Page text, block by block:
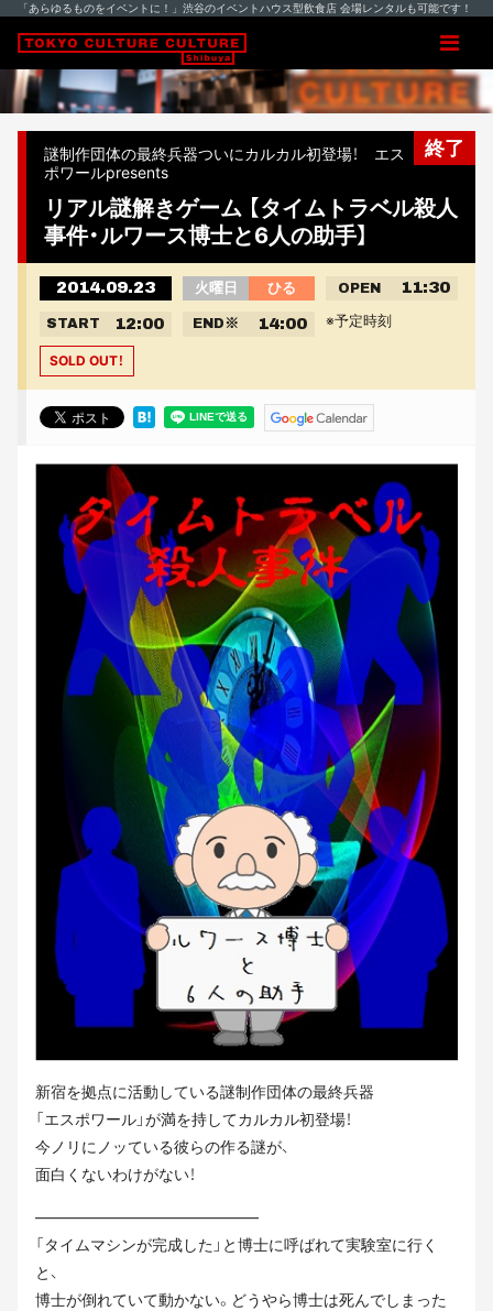
「あらゆるものをイベントに！」渋谷のイベントハウス型飲食店 会場レンタルも可能です！
終了
謎制作団体の最終兵器ついにカルカル初登場！ エス
ポワールpresents
リアル謎解きゲーム 【タイムトラベル殺人
事件・ルワース博士と6人の助手】
2014.09.23 火曜日 ひる OPEN 11:30
START 12:00 END ※ 14:00 ※予定時刻
SOLD OUT！
新宿を拠点に活動している謎制作団体の最終兵器
「エスポワール」が満を持してカルカル初登場！
今ノリにノッている彼らの作る謎が、
面白くないわけがない！
——————————————–
「タイムマシンが完成した」と博士に呼ばれて実験室に行く
と、
博士が倒れていて動かない。どうやら博士は死んでしまった